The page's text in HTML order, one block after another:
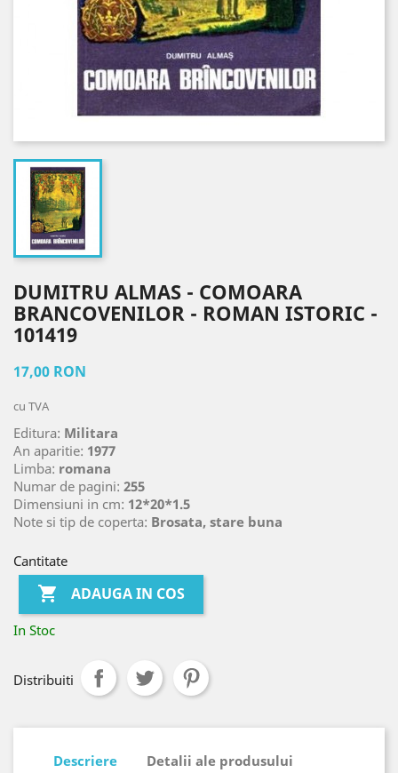
DUMITRU ALMAS - COMOARA
BRANCOVENILOR - ROMAN ISTORIC -
101419
17,00 RON
cu TVA
Editura: Militara
An aparitie: 1977
Limba: romana
Numar de pagini: 255
Dimensiuni in cm: 12*20*1.5
Note si tip de coperta: Brosata, stare buna
Cantitate
 ADAUGA IN COS
In Stoc
Distribuiti
Descriere Detalii ale produsului